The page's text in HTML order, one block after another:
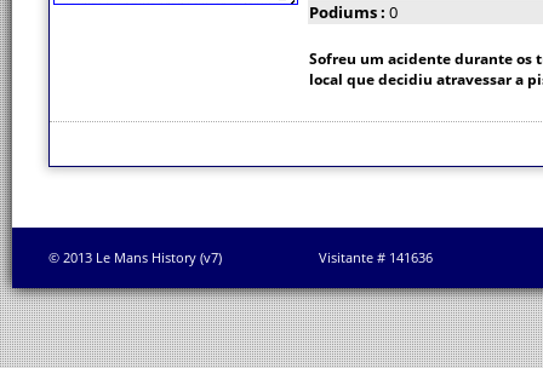
Podiums : 0
Sofreu um acidente durante os
local que decidiu atravessar a
© 2013 Le Mans History (v7) Visitante # 141636